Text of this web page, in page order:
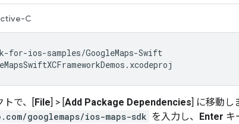
C
トで、[File] > [Add Package Dependencies] に移動し
googlemaps/ios-maps-sdk を入力し、 Enter キ